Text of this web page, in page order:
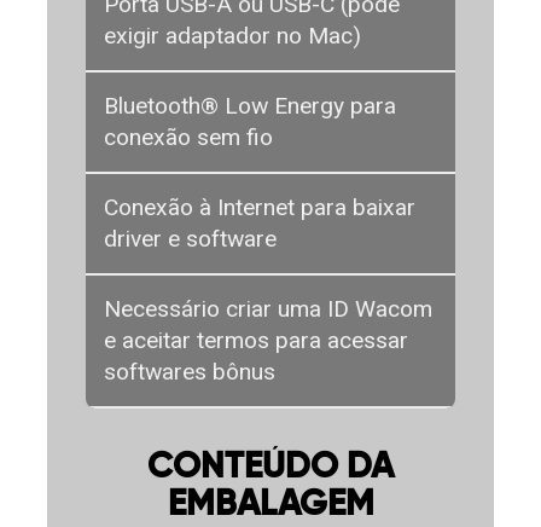
exigir adaptador no Mac)
Bluetooth® Low Energy para
conexão sem fio
Conexão à Internet para baixar
driver e software
Necessário criar uma ID Wacom
e aceitar termos para acessar
softwares bônus
CONTEÚDO DA
EMBALAGEM